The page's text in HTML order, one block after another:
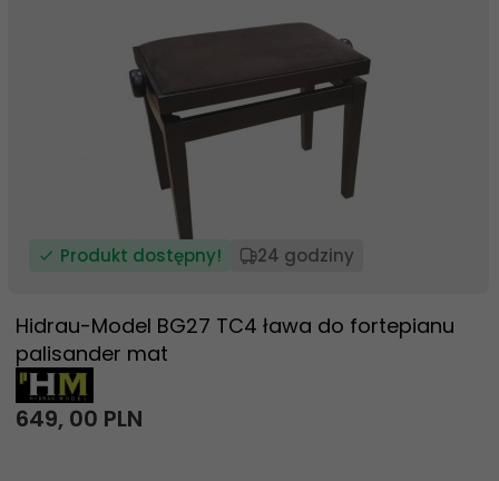
Produkt dostępny! 24 godziny
Hidrau-Model BG27 TC4 ława do fortepianu
palisander mat
649, 00 PLN